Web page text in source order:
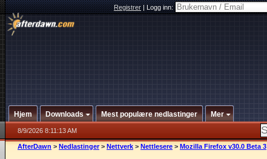
Registrer|Logg inn:
Hjem Downloads Mest populære nedlastinger Mer
8/9/2026 8:11:13 AM
AfterDawn > Nedlastinger > Nettverk > Nettlesere > Mozilla Firefox v30.0 Beta 3